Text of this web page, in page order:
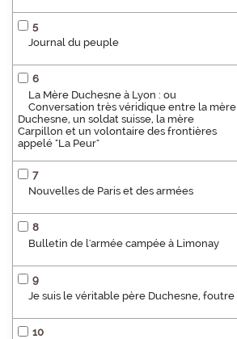
5
Journal du peuple
6
La Mère Duchesne à Lyon : ou
Conversation très véridique entre la mère
Duchesne, un soldat suisse, la mère
Carpillon et un volontaire des frontières
appelé "La Peur"
7
Nouvelles de Paris et des armées
8
Bulletin de l'armée campée à Limonay
9
Je suis le véritable père Duchesne, foutre
10